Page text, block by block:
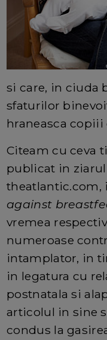
si care, in ciuda
sfaturilor
hraneasca
Citeam cu ceva
publicat in
against
vremea
numeroase
intamplator, in
in legatura cu
postnatala si
articolul in sine
condus la